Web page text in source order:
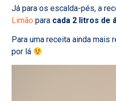
Já para os escalda-pés, a
Limãopara cada 2 litros de
Para uma receita ainda mais
por lá